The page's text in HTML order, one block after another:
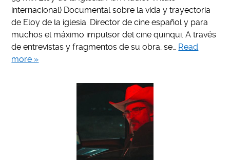
internacional) Documental sobre la vida y trayectoria
de Eloy de la iglesia. Director de cine español y para
muchos el máximo impulsor del cine quinqui. A través
de entrevistas y fragmentos de su obra, se… Read
more »